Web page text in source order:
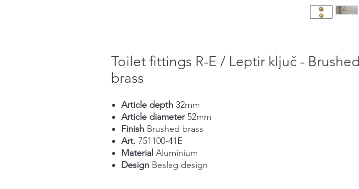
Toilet fittings R-E / Leptir ključ - Brushed
brass
Article depth 32mm
Article diameter52mm
Finish Brushed brass
Art. 751100-41E
Material Aluminium
Design Beslag design